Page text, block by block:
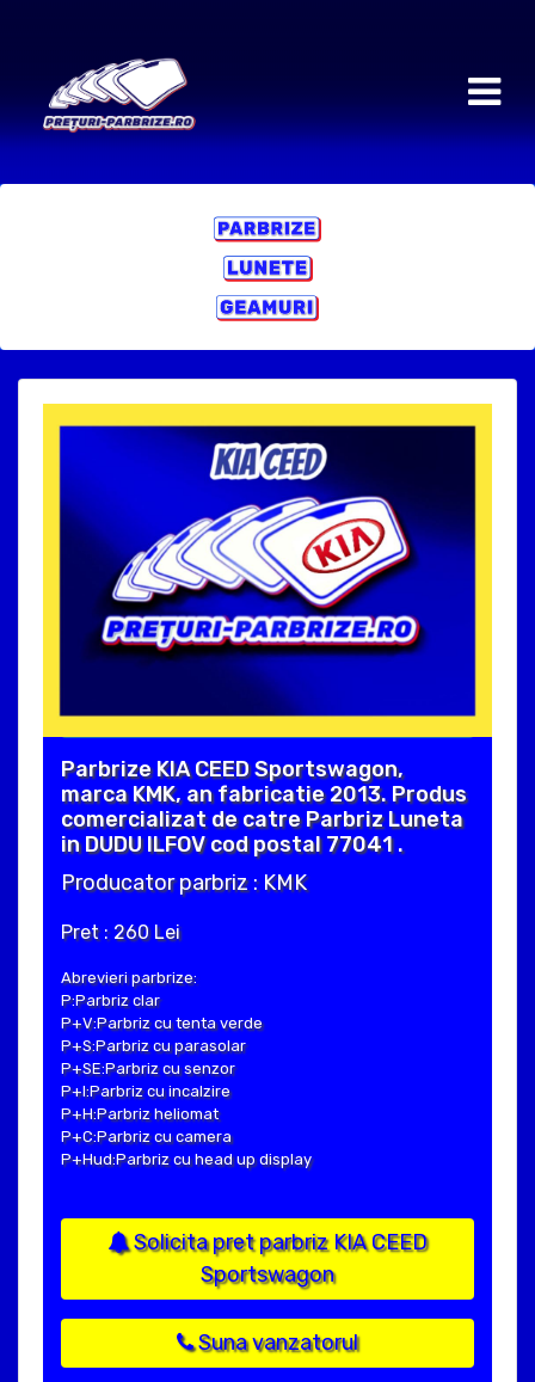
Parbrize KIA CEED Sportswagon,
marca KMK, an fabricatie 2013. Produs
comercializat de catre Parbriz Luneta
in DUDU ILFOV cod postal 77041 .
Producator parbriz : KMK
Pret : 260 Lei
Abrevieri parbrize:
P:Parbriz clar
P+V:Parbriz cu tenta verde
P+S:Parbriz cu parasolar
P+SE:Parbriz cu senzor
P+I:Parbriz cu incalzire
P+H:Parbriz heliomat
P+C:Parbriz cu camera
P+Hud:Parbriz cu head up display
Solicita pret parbriz KIA CEED
Sportswagon
Suna vanzatorul